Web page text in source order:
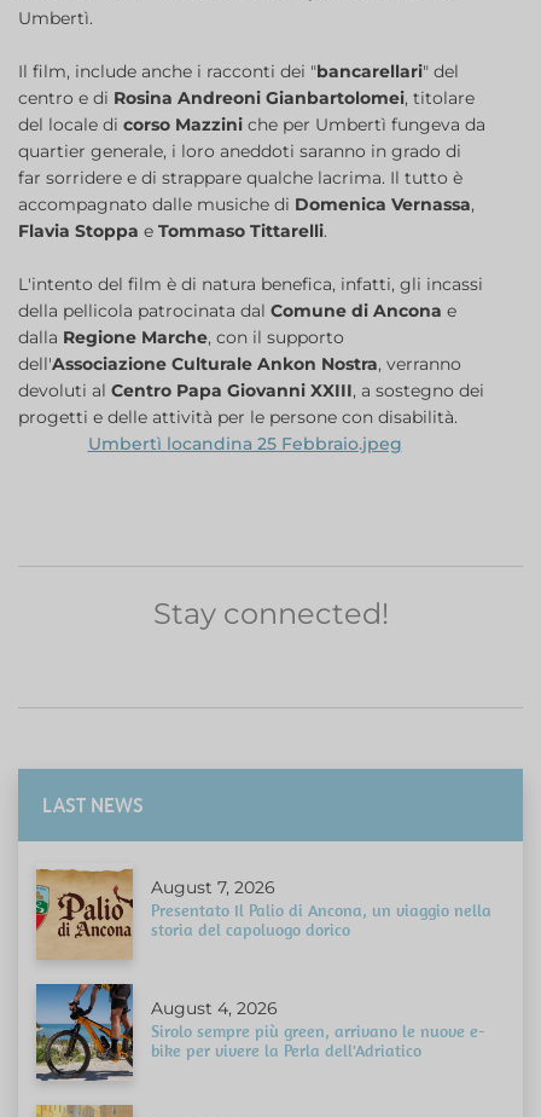
Umbertì.
Il film, include anche i racconti dei "bancarellari" del
centro e di Rosina Andreoni Gianbartolomei, titolare
del locale di corso Mazzini che per Umbertì fungeva da
quartier generale, i loro aneddoti saranno in grado di
far sorridere e di strappare qualche lacrima. Il tutto è
accompagnato dalle musiche di Domenica Vernassa,
Flavia Stoppa e Tommaso Tittarelli.
L'intento del film è di natura benefica, infatti, gli incassi
della pellicola patrocinata dal Comune di Ancona e
dalla Regione Marche, con il supporto
dell'Associazione Culturale Ankon Nostra, verranno
devoluti al Centro Papa Giovanni XXIII, a sostegno dei
progetti e delle attività per le persone con disabilità.
Umbertì locandina 25 Febbraio.jpeg
Stay connected!
LAST NEWS
August 7, 2026
Presentato Il Palio di Ancona, un viaggio nella
storia del capoluogo dorico
August 4, 2026
Sirolo sempre più green, arrivano le nuove e-
bike per vivere la Perla dell'Adriatico